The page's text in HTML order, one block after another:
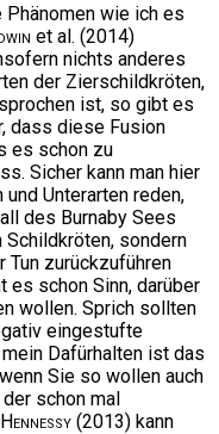
wie ich es
et al. (2014)
nichts anderes
der Zierschildkröten,
ist, so gibt es
dass diese Fusion
es schon zu
Sicher kann man hier
Unterarten reden,
des Burnaby Sees
sondern
Tun zurückzuführen
es schon Sinn, darüber
wollen. Sprich sollten
eingestufte
Dafürhalten ist das
Sie so wollen auch
schon mal
Hennessy (2013) kann